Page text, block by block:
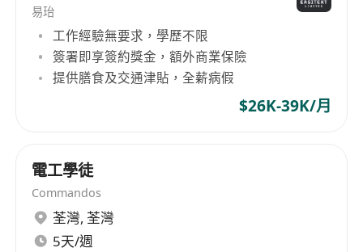
易珆
工作經驗無要求，學歷不限
簽署即享簽約獎金，額外商業保險
提供膳食及交通津貼，全薪病假
$26K-39K/月
電工學徒
Commandos
荃灣, 荃灣
5天/週